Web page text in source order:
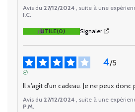
Avis du 27/12/2024 , suite à une
I.C.
UTILE(0) Signaler
4/5
Il s'agit d'un cadeau. Je ne peux
Avis du 27/12/2024 , suite à une
P.M.